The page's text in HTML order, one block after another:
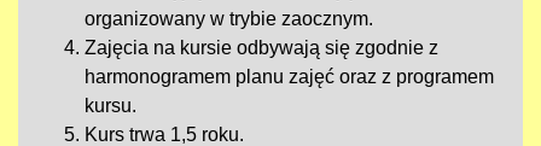
organizowany w trybie zaocznym.
Zajęcia na kursie odbywają się zgodnie z
harmonogramem planu zajęć oraz z programem
kursu.
Kurs trwa 1,5 roku.